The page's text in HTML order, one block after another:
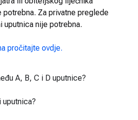
potrebna. Za privatne preglede
uputnica nije potrebna.
pročitajte ovdje.
A, B, C i D uputnice?
uputnica?